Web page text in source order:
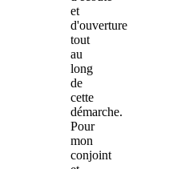
et
d'ouverture
tout
au
long
de
cette
démarche.
Pour
mon
conjoint